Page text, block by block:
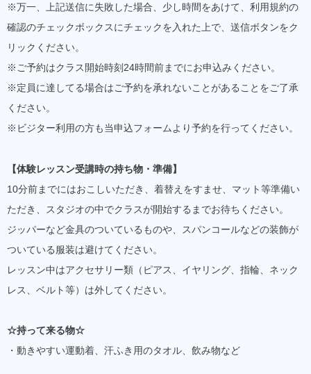
※万一、上記送信に失敗した場合、少し時間をあけて、利用規約の
確認のチェックボックスにチェックを入れた上で、送信ボタンをク
リックください。
※ご予約はクラス開始時刻24時間前までにお申込みください。
※定員に達してる場合はご予約を承れないことがあることをご了承
ください。
※ビジター利用の方も当申込フォームより予約を行ってください。
【体験レッスン受講時の持ち物・準備】
10分前までにはおこしいただき、着替えをすませ、マット等準備い
ただき、スタジオの中でクラスが開始するまでお待ちください。
ジッパーなど金具のついているものや、スパンコールなどの装飾が
ついている服装は避けてください。
レッスン中はアクセサリー類（ピアス、イヤリング、指輪、ネック
レス、ベルト等）は外してください。
☆持って来る物☆
・動きやすい運動着、汗ふき用のタオル、飲み物など